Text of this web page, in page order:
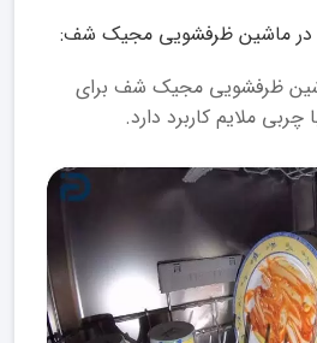
ظرفشویی مجیک شف برای
ملایم کاربرد دارد.